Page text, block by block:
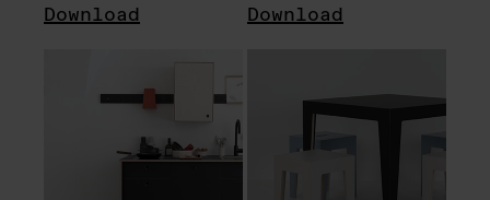
Download Download